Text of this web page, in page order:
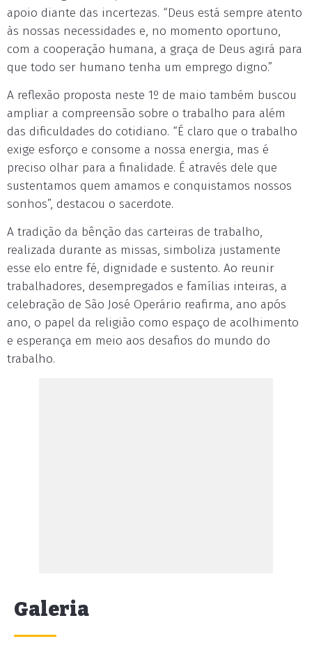
apoio diante das incertezas. “Deus está sempre atento
às nossas necessidades e, no momento oportuno,
com a cooperação humana, a graça de Deus agirá para
que todo ser humano tenha um emprego digno.”
A reflexão proposta neste 1º de maio também buscou
ampliar a compreensão sobre o trabalho para além
das dificuldades do cotidiano. “É claro que o trabalho
exige esforço e consome a nossa energia, mas é
preciso olhar para a finalidade. É através dele que
sustentamos quem amamos e conquistamos nossos
sonhos”, destacou o sacerdote.
A tradição da bênção das carteiras de trabalho,
realizada durante as missas, simboliza justamente
esse elo entre fé, dignidade e sustento. Ao reunir
trabalhadores, desempregados e famílias inteiras, a
celebração de São José Operário reafirma, ano após
ano, o papel da religião como espaço de acolhimento
e esperança em meio aos desafios do mundo do
trabalho.
Galeria